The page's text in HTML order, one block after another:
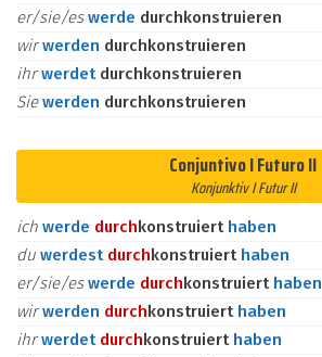
er/sie/eswerde durchkonstruieren
wirwerden durchkonstruieren
ihrwerdet durchkonstruieren
Siewerden durchkonstruieren
Conjuntivo I Futuro II
Konjunktiv I Futur II
ich werde durchkonstruiert haben
du werdest durchkonstruiert haben
er/sie/eswerde durchkonstruiert haben
wirwerden durchkonstruiert haben
ihrwerdet durchkonstruiert haben